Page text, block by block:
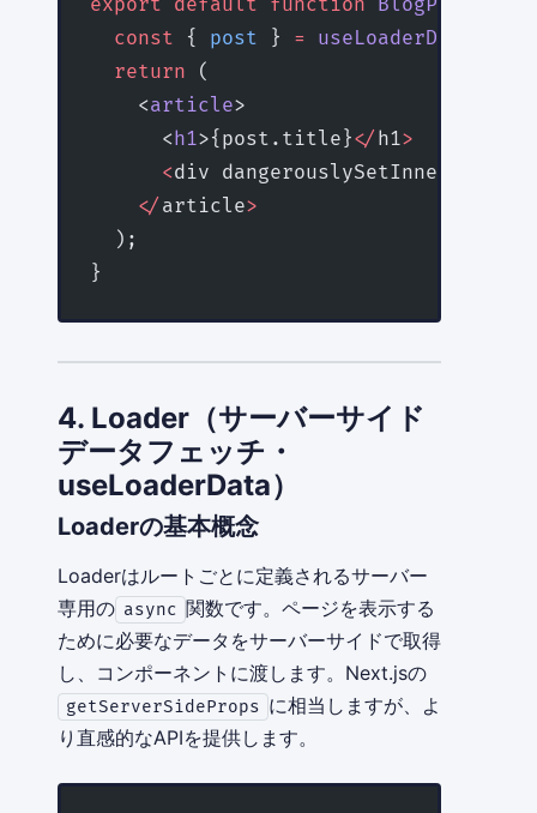
  const
{ post } = useLoaderData
  return
(
    <
article>
      <
h1>{post.title}</h1>
      <
div dangerouslySetInnerHTML
    </
article>
  );
}
4. Loader（サーバーサイド
データフェッチ・
useLoaderData）
Loaderの基本概念
Loaderはルートごとに定義されるサーバー
専用の async 関数です。ページを表示する
ために必要なデータをサーバーサイドで取得
し、コンポーネントに渡します。Next.jsの
getServerSideProps に相当しますが、よ
り直感的なAPIを提供します。